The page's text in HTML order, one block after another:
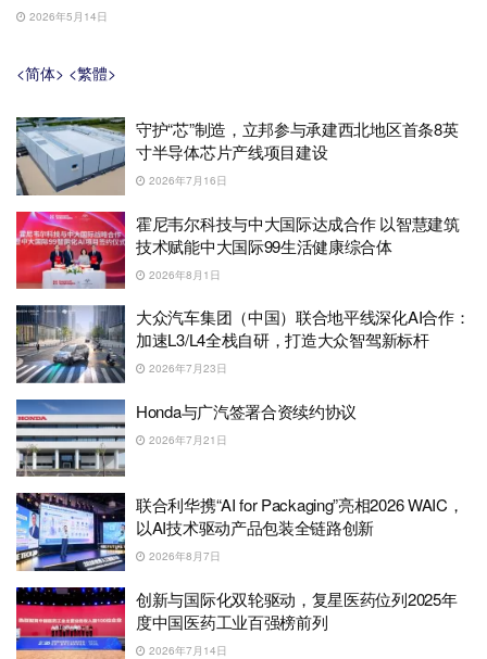
2026年5月14日
<简体> <繁體>
守护“芯”制造，立邦参与承建西北地区首条8英
寸半导体芯片产线项目建设
2026年7月16日
霍尼韦尔科技与中大国际达成合作 以智慧建筑
技术赋能中大国际99生活健康综合体
2026年8月1日
大众汽车集团（中国）联合地平线深化AI合作：
加速L3/L4全栈自研，打造大众智驾新标杆
2026年7月23日
Honda与广汽签署合资续约协议
2026年7月21日
联合利华携“AI for Packaging”亮相2026 WAIC，
以AI技术驱动产品包装全链路创新
2026年8月7日
创新与国际化双轮驱动，复星医药位列2025年
度中国医药工业百强榜前列
2026年7月14日